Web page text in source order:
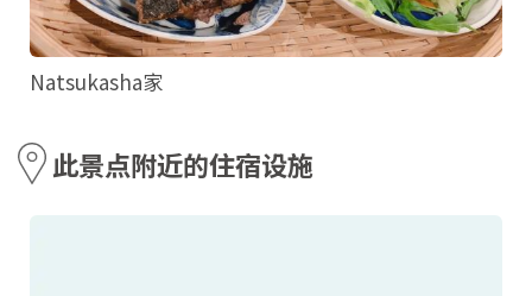
Natsukasha家
此景点附近的住宿设施